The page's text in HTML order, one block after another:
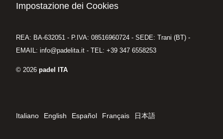
Impostazione dei Cookies
REA: BA-632051 - P.IVA: 08516960724 - SEDE: Trani (BT) -
EMAIL: info@padelita.it - TEL: +39 347 6558253
© 2026 padel ITA
Italiano English Español Français 日本語